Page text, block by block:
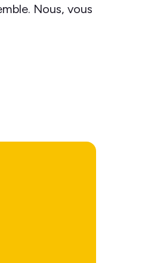
Nous, vous